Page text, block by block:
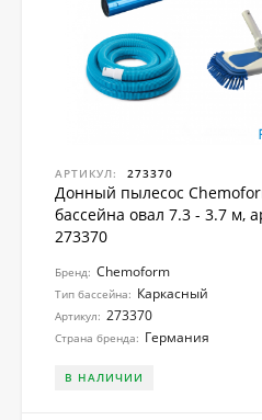
АРТИКУЛ: 273370
Донный пылесос
бассейна овал 7.3 - 3.7 м,
273370
Бренд: Chemoform
Тип бассейна: Каркасный
Артикул: 273370
Страна бренда: Германия
В НАЛИЧИИ